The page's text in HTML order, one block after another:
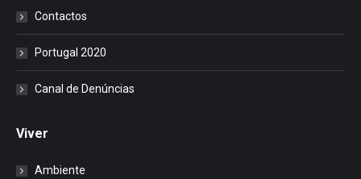
Contactos
Portugal 2020
Canal de Denúncias
Viver
Ambiente